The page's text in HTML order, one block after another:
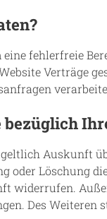
fehlerfreie
Verträge
bezüglich
Auskunft
oder Löschung
widerrufen.
Des